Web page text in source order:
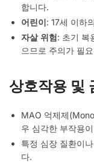
합니다.
어린이: 17세 이하
자살 위험: 초기 복
으므로 주의가 필
상호작용 및
MAO 억제제
우 심각한 부작용
특정 심장 질환이
다.